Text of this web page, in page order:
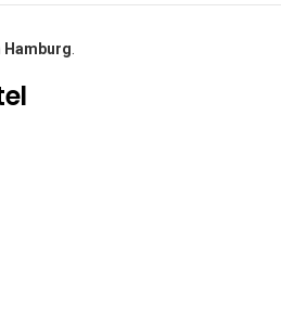
Hamburg